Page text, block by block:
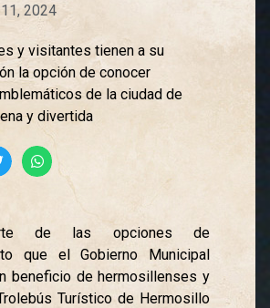
2024
y visitantes tienen a su
la opción de conocer
de la ciudad de
y divertida
de las opciones de
que el Gobierno Municipal
beneficio de hermosillenses y
Turístico de Hermosillo